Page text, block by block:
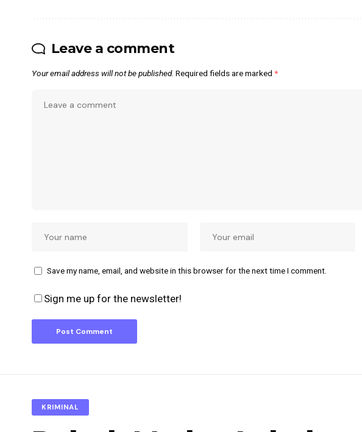
Leave a comment
Your email address will not be published. Required fields are marked *
Save my name, email, and website in this browser for the next time I comment.
Sign me up for the newsletter!
KRIMINAL